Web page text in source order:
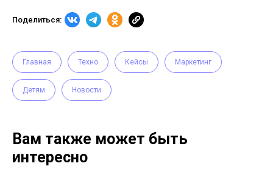
Поделиться:
Главная Техно Кейсы Маркетинг
Детям Новости
Вам также может быть
интересно